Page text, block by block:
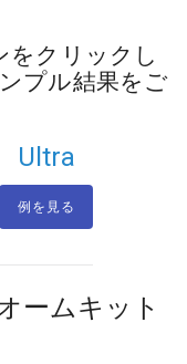
をクリックし
プル結果をご
Ultra
例を見る
ームキット